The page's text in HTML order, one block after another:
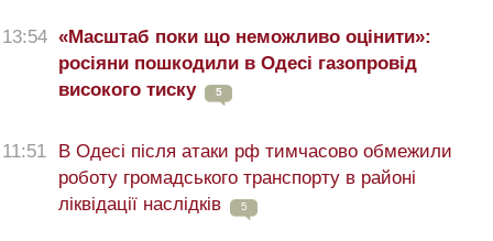
13:54 «Масштаб поки що неможливо оцінити»:
росіяни пошкодили в Одесі газопровід
високого тиску
5
11:51
В Одесі після атаки рф тимчасово обмежили
роботу громадського транспорту в районі
ліквідації наслідків
5